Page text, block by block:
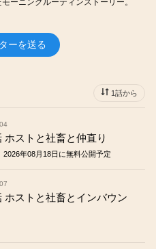
ーニングルーティンストーリー。
ーを送る
1話から
ホストと社畜と仲直り
2026年08月18日 に無料公開予定
ホストと社畜とインバウン